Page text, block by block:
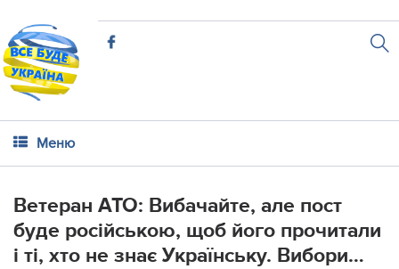
Меню
Ветеран АТО: Вибачайте, але пост
буде російською, щоб його прочитали
і ті, хто не знає Українську. Вибори…